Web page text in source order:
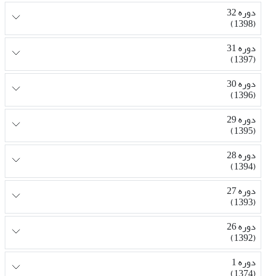
دوره 32
(1398)
دوره 31
(1397)
دوره 30
(1396)
دوره 29
(1395)
دوره 28
(1394)
دوره 27
(1393)
دوره 26
(1392)
دوره 1